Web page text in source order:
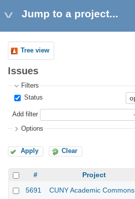
Jump to a project...
Tree view
Issues
Filters
Status
Add filter
Options
Apply Clear
# Project
5691
CUNY Academic Commons